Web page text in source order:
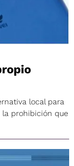
local para
la prohibición que